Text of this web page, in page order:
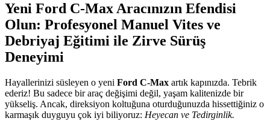
Yeni Ford C-Max Aracınızın Efendisi
Olun: Profesyonel Manuel Vites ve
Debriyaj Eğitimi ile Zirve Sürüş
Deneyimi
Hayallerinizi süsleyen o yeni Ford C-Max artık kapınızda. Tebrik
ederiz! Bu sadece bir araç değişimi değil, yaşam kalitenizde bir
yükseliş. Ancak, direksiyon koltuğuna oturduğunuzda hissettiğiniz o
karmaşık duyguyu çok iyi biliyoruz: Heyecan ve Tedirginlik.